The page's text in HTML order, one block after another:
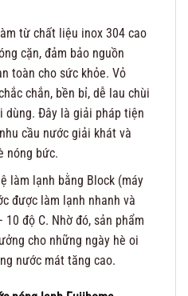
từ chất liệu inox 304 cao
cặn, đảm bảo nguồn
toàn cho sức khỏe. Vỏ
chắn, bền bỉ, dễ lau chùi
dùng. Đây là giải pháp tiện
cầu nước giải khát và
nóng bức.
làm lạnh bằng Block (máy
được làm lạnh nhanh và
độ C. Nhờ đó, sản phẩm
cho những ngày hè oi
nước mát tăng cao.